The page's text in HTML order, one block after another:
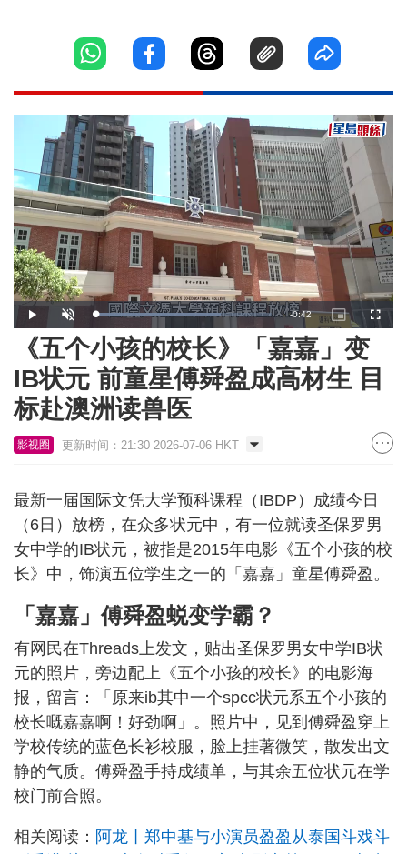
Play Unmute Loaded:
70.98%
Remaining
Time
-0:42
Picture-
in-
Picture
《五个小孩的校长》「嘉嘉」变
IB状元 前童星傅舜盈成高材生 目
标赴澳洲读兽医
影视圈 更新时间：21:30 2026-07-06 HKT
最新一届国际文凭大学预科课程（IBDP）成绩今日
（6日）放榜，在众多状元中，有一位就读圣保罗男
女中学的IB状元，被指是2015年电影《五个小孩的校
长》中，饰演五位学生之一的「嘉嘉」童星傅舜盈。
「嘉嘉」傅舜盈蜕变学霸？
有网民在Threads上发文，贴出圣保罗男女中学IB状
元的照片，旁边配上《五个小孩的校长》的电影海
报，留言：「原来ib其中一个spcc状元系五个小孩的
校长嘅嘉嘉啊！好劲啊」。照片中，见到傅舜盈穿上
学校传统的蓝色长衫校服，脸上挂著微笑，散发出文
静的气质。傅舜盈手持成绩单，与其余五位状元在学
校门前合照。
相关阅读： 阿龙丨郑中基与小演员盈盈从泰国斗戏斗